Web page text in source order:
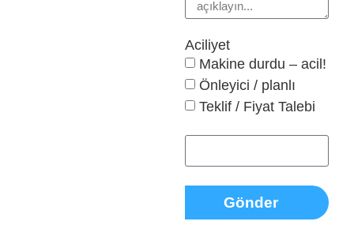
Aciliyet
Makine durdu – acil!
Önleyici / planlı
Teklif / Fiyat Talebi
Gönder